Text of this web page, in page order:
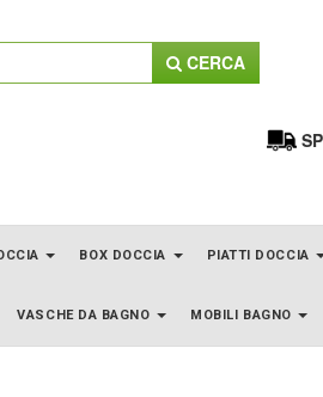
CERCA
BOX DOCCIA PIATTI DOCCIA
VASCHE DA BAGNO MOBILI BAGNO